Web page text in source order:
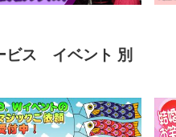
ビス イベント 別